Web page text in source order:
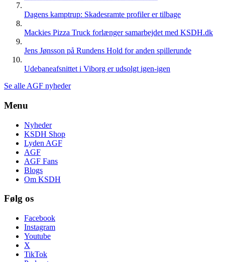
Dagens kamptrup: Skadesramte profiler er tilbage
Mackies Pizza Truck forlænger samarbejdet med KSDH.dk
Jens Jønsson på Rundens Hold for anden spillerunde
Udebaneafsnittet i Viborg er udsolgt igen-igen
Se alle AGF nyheder
Menu
Nyheder
KSDH Shop
Lyden AGF
AGF
AGF Fans
Blogs
Om KSDH
Følg os
Facebook
Instagram
Youtube
X
TikTok